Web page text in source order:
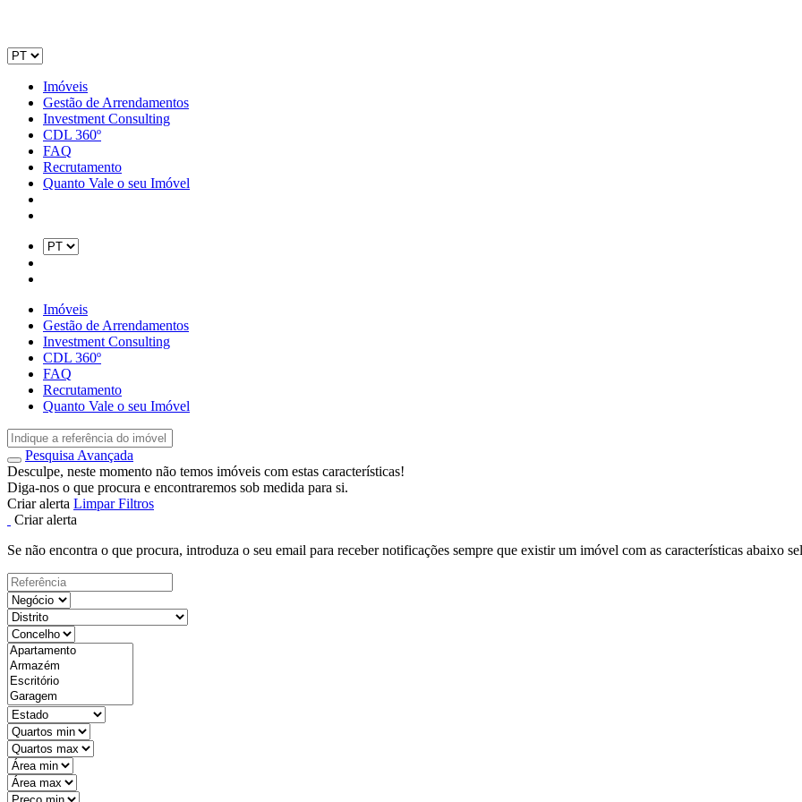
Imóveis
Gestão de Arrendamentos
Investment Consulting
CDL 360º
FAQ
Recrutamento
Quanto Vale o seu Imóvel
Imóveis
Gestão de Arrendamentos
Investment Consulting
CDL 360º
FAQ
Recrutamento
Quanto Vale o seu Imóvel
Pesquisa Avançada
Desculpe, neste momento não temos imóveis com estas características!
Diga-nos o que procura e encontraremos sob medida para si.
Criar alerta Limpar Filtros
Criar alerta
Se não encontra o que procura, introduza o seu email para receber notificações sempre que existir um imóvel com as características abaixo